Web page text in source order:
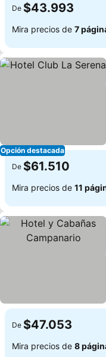
De $43.993
Mira precios de 7
Opción destacada
De $61.510
Mira precios de 11
De $47.053
Mira precios de 8